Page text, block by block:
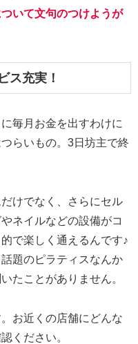
いて文句のつけようが
ス充実！
毎月お金を出すわけに
らいもの。3日坊主で終
けでなく、さらにセル
ネイルなどの設備がコ
で楽しく通えるんです♪
題のピラティスなんか
たことがありません。
お近くの店舗にどんな
ください。